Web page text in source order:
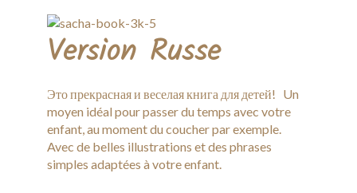
Version Russe
Это прекрасная и веселая книга для детей! Un
moyen idéal pour passer du temps avec votre
enfant, au moment du coucher par exemple.
Avec de belles illustrations et des phrases
simples adaptées à votre enfant.